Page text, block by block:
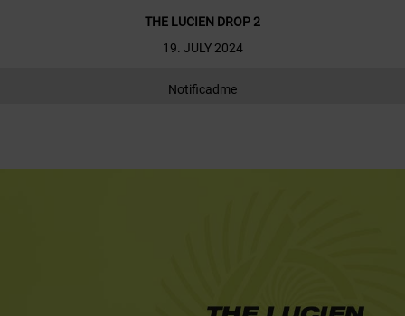
THE LUCIEN DROP 2
19. JULY 2024
Notificadme